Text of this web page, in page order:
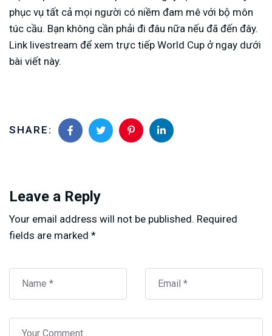
phục vụ tất cả mọi người có niềm đam mê với bộ môn
túc cầu. Bạn không cần phải đi đâu nữa nếu đã đến đây.
Link livestream để xem trực tiếp World Cup ở ngay dưới
bài viết này.
SHARE:
Leave a Reply
Your email address will not be published. Required
fields are marked *